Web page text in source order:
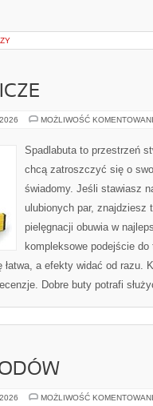
MOŻLIWOŚĆ
Spadlabuta to przestrzeń
chcą zatroszczyć się o
świadomy. Jeśli stawiasz
ulubionych par, znajdziesz
pielęgnacji obuwia w
kompleksowe podejście
a efekty widać od razu.
Dobre buty potrafi
MOŻLIWOŚĆ